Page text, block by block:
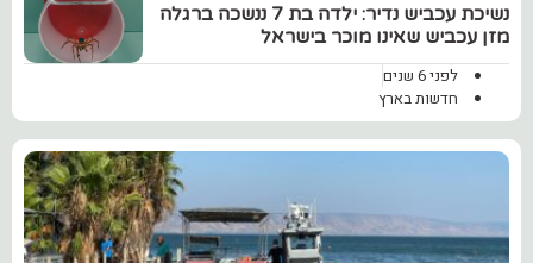
נשיכת עכביש נדיר: ילדה בת 7 ננשכה ברגלה
מזן עכביש שאינו מוכר בישראל
לפני 6 שנים
חדשות בארץ